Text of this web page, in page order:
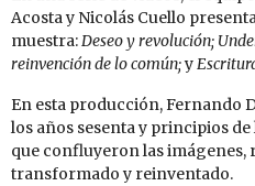
Acosta y Nicolás Cuello
muestra:Deseo y revolución;
reinvención de lo común;y
En esta producción, Fernando
los años sesenta y principios
que confluyeron las imágenes,
transformado y reinventado.